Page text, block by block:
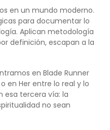
en un mundo moderno.
para documentar lo
Aplican metodología
definición, escapan a la
en Blade Runner
en Her entre lo real y lo
esa tercera vía: la
no sean